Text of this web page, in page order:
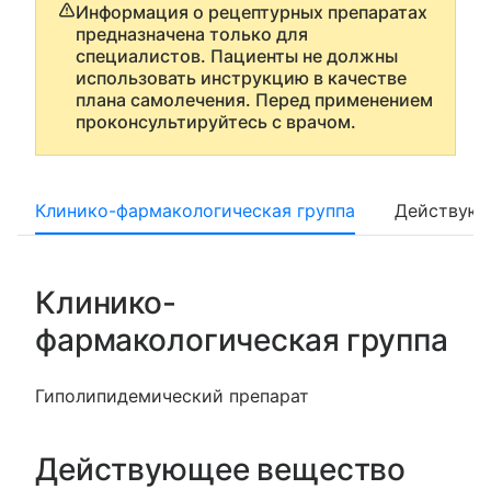
Информация о рецептурных препаратах
предназначена только для
специалистов. Пациенты не должны
использовать инструкцию в качестве
плана самолечения. Перед применением
проконсультируйтесь с врачом.
Клинико-фармакологическая группа
Клинико-
фармакологическая группа
Гиполипидемический препарат
Действующее вещество